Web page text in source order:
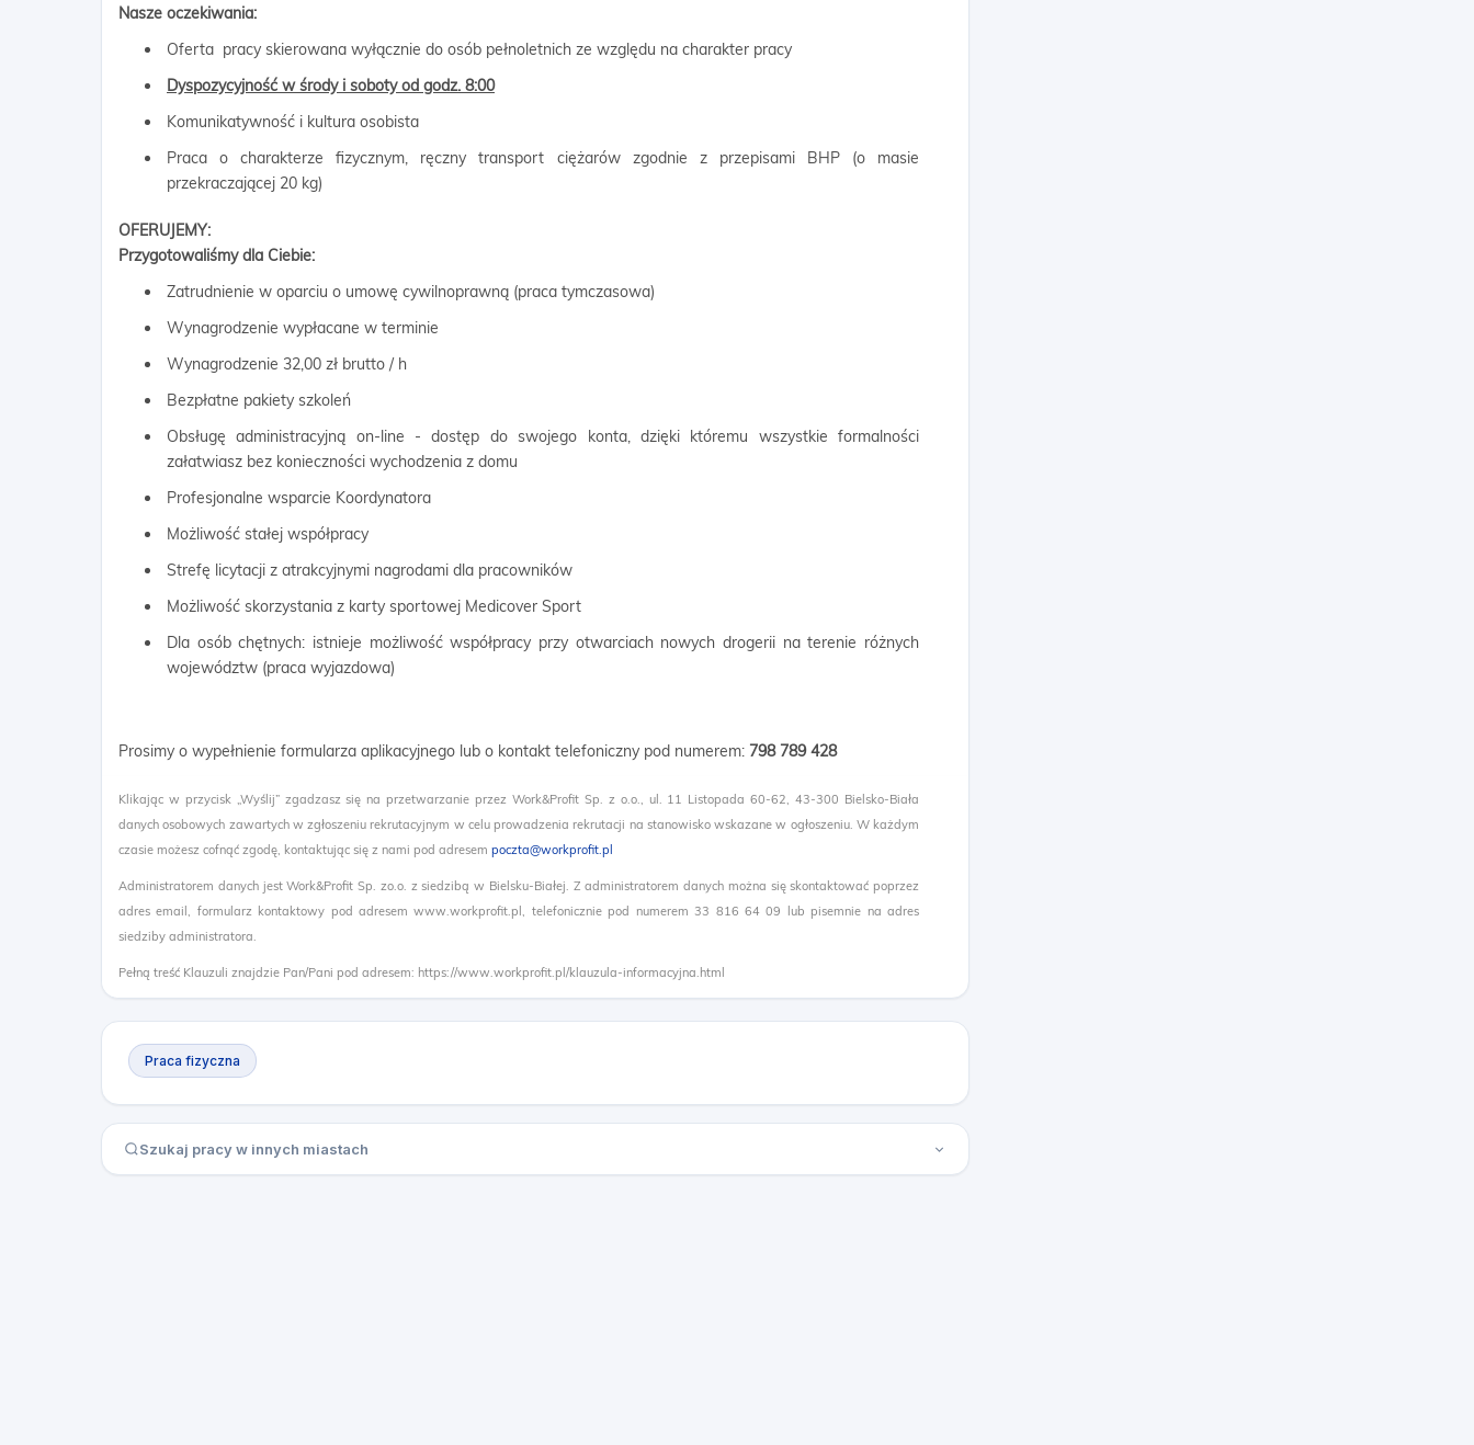
Nasze oczekiwania:
Oferta pracy skierowana wyłącznie do osób pełnoletnich ze względu na charakter pracy
Dyspozycyjność w środy i soboty od godz. 8:00
Komunikatywność i kultura osobista
Praca o charakterze fizycznym, ręczny transport ciężarów zgodnie z przepisami BHP (o masie
przekraczającej 20 kg)
OFERUJEMY:
Przygotowaliśmy dla Ciebie:
Zatrudnienie w oparciu o umowę cywilnoprawną (praca tymczasowa)
Wynagrodzenie wypłacane w terminie
Wynagrodzenie 32,00 zł brutto / h
Bezpłatne pakiety szkoleń
Obsługę administracyjną on-line - dostęp do swojego konta, dzięki któremu wszystkie formalności
załatwiasz bez konieczności wychodzenia z domu
Profesjonalne wsparcie Koordynatora
Możliwość stałej współpracy
Strefę licytacji z atrakcyjnymi nagrodami dla pracowników
Możliwość skorzystania z karty sportowej Medicover Sport
Dla osób chętnych: istnieje możliwość współpracy przy otwarciach nowych drogerii na terenie różnych
województw (praca wyjazdowa)
Prosimy o wypełnienie formularza aplikacyjnego lub o kontakt telefoniczny pod numerem: 798 789 428
Klikając w przycisk „Wyślij” zgadzasz się na przetwarzanie przez Work&Profit Sp. z o.o., ul. 11 Listopada 60-62, 43-300 Bielsko-Biała
danych osobowych zawartych w zgłoszeniu rekrutacyjnym w celu prowadzenia rekrutacji na stanowisko wskazane w ogłoszeniu. W każdym
czasie możesz cofnąć zgodę, kontaktując się z nami pod adresem poczta@workprofit.pl
Administratorem danych jest Work&Profit Sp. zo.o. z siedzibą w Bielsku-Białej. Z administratorem danych można się skontaktować poprzez
adres email, formularz kontaktowy pod adresem www.workprofit.pl, telefonicznie pod numerem 33 816 64 09 lub pisemnie na adres
siedziby administratora.
Pełną treść Klauzuli znajdzie Pan/Pani pod adresem: https://www.workprofit.pl/klauzula-informacyjna.html
Praca fizyczna
Szukaj pracy w innych miastach